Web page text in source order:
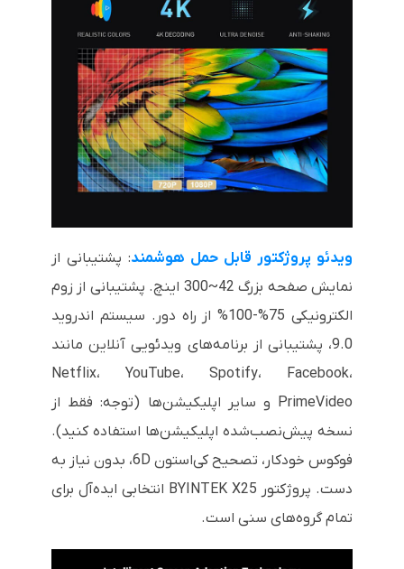
ویدئو پروژکتور قابل حمل هوشمند: پشتیبانی از
نمایش صفحه بزرگ 42~300 اینچ. پشتیبانی از زوم
الکترونیکی 75%-100% از راه دور. سیستم اندروید
9.0، پشتیبانی از برنامه‌های ویدئویی آنلاین مانند
Netflix، YouTube، Spotify، Facebook،
PrimeVideo و سایر اپلیکیشن‌ها (توجه: فقط از
نسخه پیش‌نصب‌شده اپلیکیشن‌ها استفاده کنید).
فوکوس خودکار، تصحیح کی‌استون 6D، بدون نیاز به
دست. پروژکتور BYINTEK X25 انتخابی ایده‌آل برای
تمام گروه‌های سنی است.